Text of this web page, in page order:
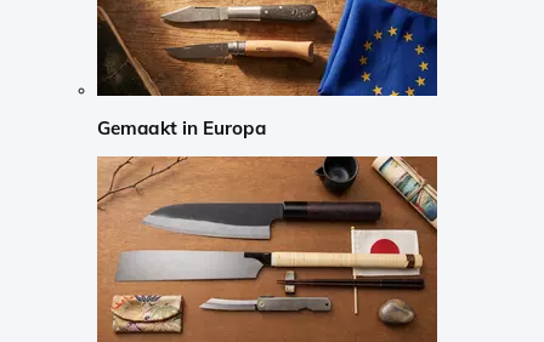
Gemaakt in Europa